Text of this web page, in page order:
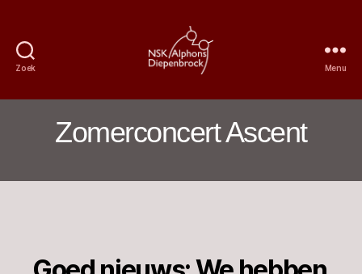
Zoek
Studentenkoor
Diepenbrock
Menu
Zomerconcert Ascent